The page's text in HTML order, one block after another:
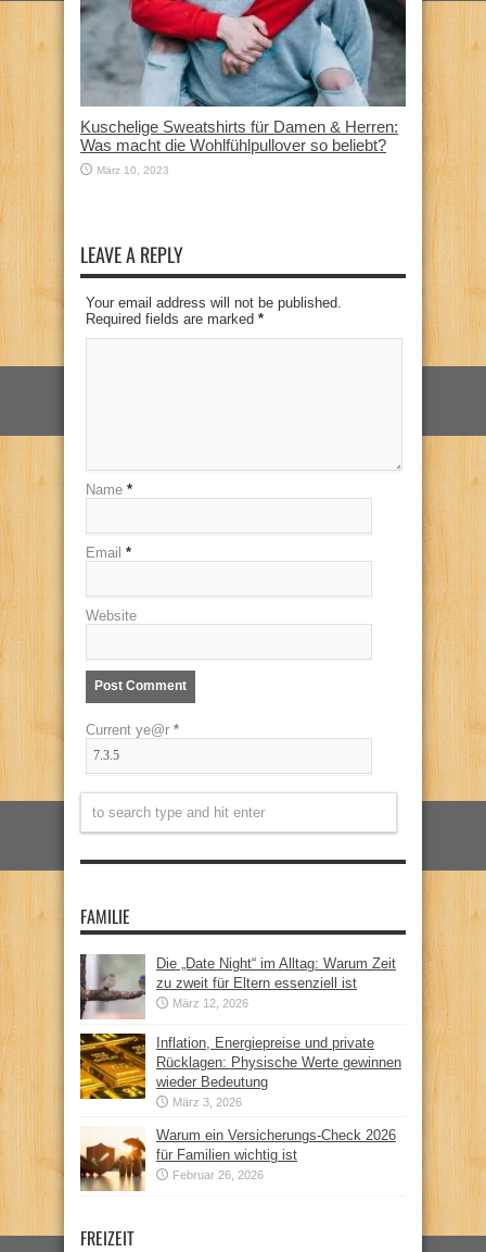
Kuschelige Sweatshirts für Damen & Herren:
Was macht die Wohlfühlpullover so beliebt?
März 10, 2023
LEAVE A REPLY
Your email address will not be published.
Required fields are marked *
Name *
Email *
Website
Current ye@r *
FAMILIE
Die „Date Night“ im Alltag: Warum Zeit
zu zweit für Eltern essenziell ist
März 12, 2026
Inflation, Energiepreise und private
Rücklagen: Physische Werte gewinnen
wieder Bedeutung
März 3, 2026
Warum ein Versicherungs-Check 2026
für Familien wichtig ist
Februar 26, 2026
FREIZEIT